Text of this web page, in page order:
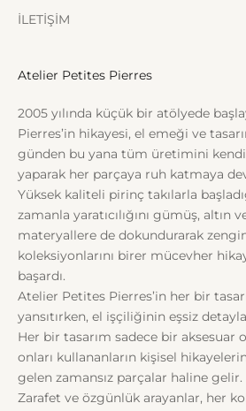
İLETİŞİM
Atelier Petites Pierres
2005 yılında küçük bir atölyede
Pierres’in hikayesi, el emeği ve
günden bu yana tüm üretimini kendi
yaparak her parçaya ruh katmaya
Yüksek kaliteli pirinç takılarla
zamanla yaratıcılığını gümüş, altın
materyallere de dokundurarak
koleksiyonlarını birer mücevher
başardı.
Atelier Petites Pierres’in her bir
yansıtırken, el işçiliğinin eşsiz
Her bir tasarım sadece bir aksesuar
onları kullananların kişisel
gelen zamansız parçalar haline gelir.
Zarafet ve özgünlük arayanlar, her